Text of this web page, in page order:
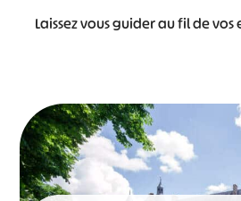
Laissez vous guider au fil de vos